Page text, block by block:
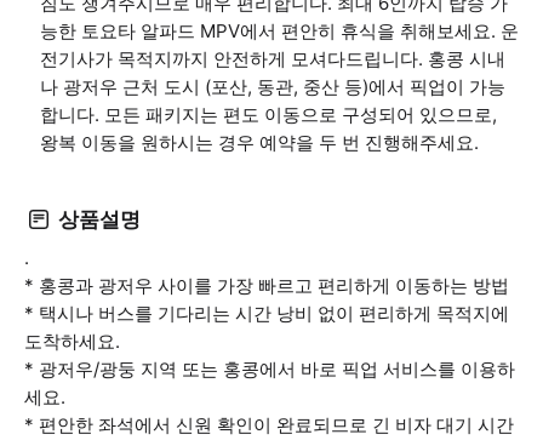
능한 토요타 알파드 MPV에서 편안히 휴식을 취해보세요. 운
전기사가 목적지까지 안전하게 모셔다드립니다. 홍콩 시내
나 광저우 근처 도시 (포산, 동관, 중산 등)에서 픽업이 가능
합니다. 모든 패키지는 편도 이동으로 구성되어 있으므로,
왕복 이동을 원하시는 경우 예약을 두 번 진행해주세요.
상품설명
.
* 홍콩과 광저우 사이를 가장 빠르고 편리하게 이동하는 방법
* 택시나 버스를 기다리는 시간 낭비 없이 편리하게 목적지에
도착하세요.
* 광저우/광둥 지역 또는 홍콩에서 바로 픽업 서비스를 이용하
세요.
* 편안한 좌석에서 신원 확인이 완료되므로 긴 비자 대기 시간